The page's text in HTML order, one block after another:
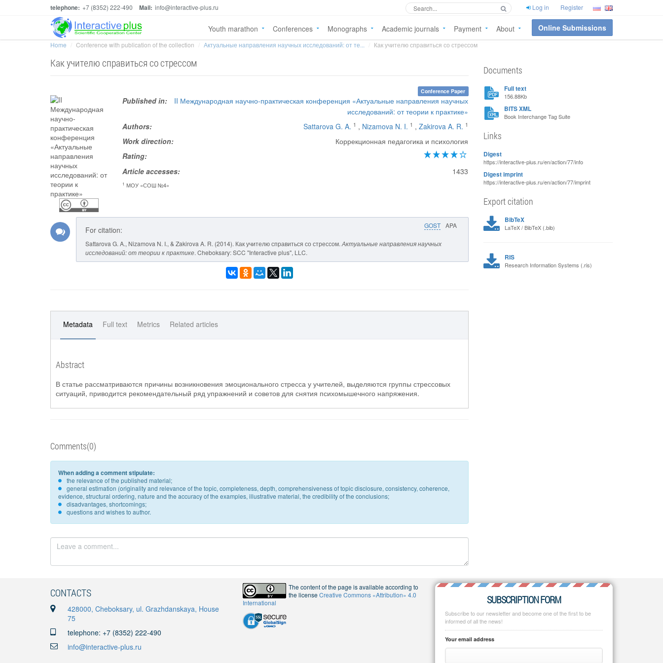
telephone: +7 (8352) 222-490 Mail: info@interactive-plus.ru Log in Register
Youth marathon Conferences Monographs Academic journals Payment About Online Submissions
Home Conference with publication of the collection Актуальные направления научных исследований: от те... Как учителю справиться со стрессом
Как учителю справиться со стрессом
Conference Paper
Published in:
II Международная научно-практическая конференция «Актуальные направления научных
исследований: от теории к практике»
Authors:
Sattarova G. A. 1 , Nizamova N. I. 1 ,Zakirova A. R. 1
Work direction:
Коррекционная педагогика и психология
Rating:
Article accesses:
1433
1 МОУ «СОШ №4»
GOST APA
For citation:
Sattarova G. A., Nizamova N. I., & Zakirova A. R. (2014). Как учителю справиться со стрессом. Актуальные направления научных
исследований: от теории к практике. Cheboksary: SCC "Interactive plus", LLC.
Metadata Full text Metrics Related articles
Abstract
В статье рассматриваются причины возникновения эмоционального стресса у учителей, выделяются группы стрессовых
ситуаций, приводится рекомендательный ряд упражнений и советов для снятия психомышечного напряжения.
Comments(0)
When adding a comment stipulate:
the relevance of the published material;
general estimation (originality and relevance of the topic, completeness, depth, comprehensiveness of topic disclosure, consistency, coherence,
evidence, structural ordering, nature and the accuracy of the examples, illustrative material, the credibility of the conclusions;
disadvantages, shortcomings;
questions and wishes to author.
Documents
Full text
156.88Kb
BITS XML
Book Interchange Tag Suite
Links
Digest
https://interactive-plus.ru/en/action/77/info
Digest imprint
https://interactive-plus.ru/en/action/77/imprint
Export citation
BibTeX
LaTeX / BibTeX (.bib)
RIS
Research Information Systems (.ris)
CONTACTS
428000, Cheboksary, ul. Grazhdanskaya, House
75
telephone: +7 (8352) 222-490
info@interactive-plus.ru
The content of the page is available according to
the licenseCreative Commons «Attribution» 4.0
International
SUBSCRIPTION FORM
Subscribe to our newsletter and become one of the first to be
informed of all the news!
Your email address